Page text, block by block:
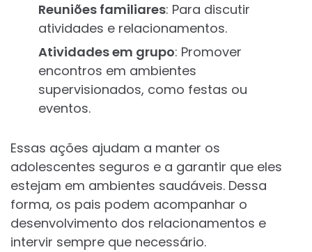
Reuniões familiares: Para discutir
atividades e relacionamentos.
Atividades em grupo: Promover
encontros em ambientes
supervisionados, como festas ou
eventos.
Essas ações ajudam a manter os
adolescentes seguros e a garantir que eles
estejam em ambientes saudáveis. Dessa
forma, os pais podem acompanhar o
desenvolvimento dos relacionamentos e
intervir sempre que necessário.